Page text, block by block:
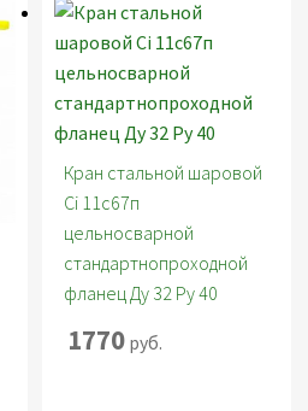
Кран стальной шаровой
Ci 11с67п
цельносварной
стандартнопроходной
фланец Ду 32 Ру 40
1770 руб.